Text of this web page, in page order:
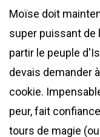
Moïse doit
super puissant de
partir le peuple
devais demander
cookie.
peur, fait
tours de magie